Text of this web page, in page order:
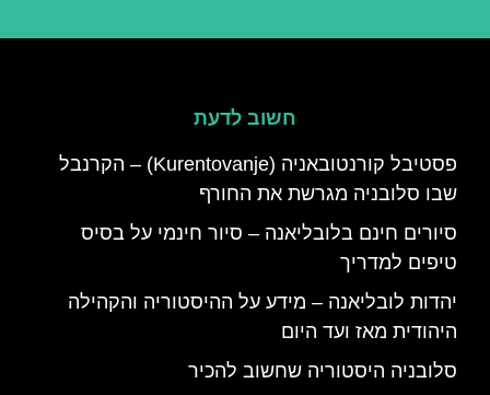
חשוב לדעת
פסטיבל קורנטובאניה (Kurentovanje) – הקרנבל
שבו סלובניה מגרשת את החורף
סיורים חינם בלובליאנה – סיור חינמי על בסיס
טיפים למדריך
יהדות לובליאנה – מידע על ההיסטוריה והקהילה
היהודית מאז ועד היום
סלובניה היסטוריה שחשוב להכיר